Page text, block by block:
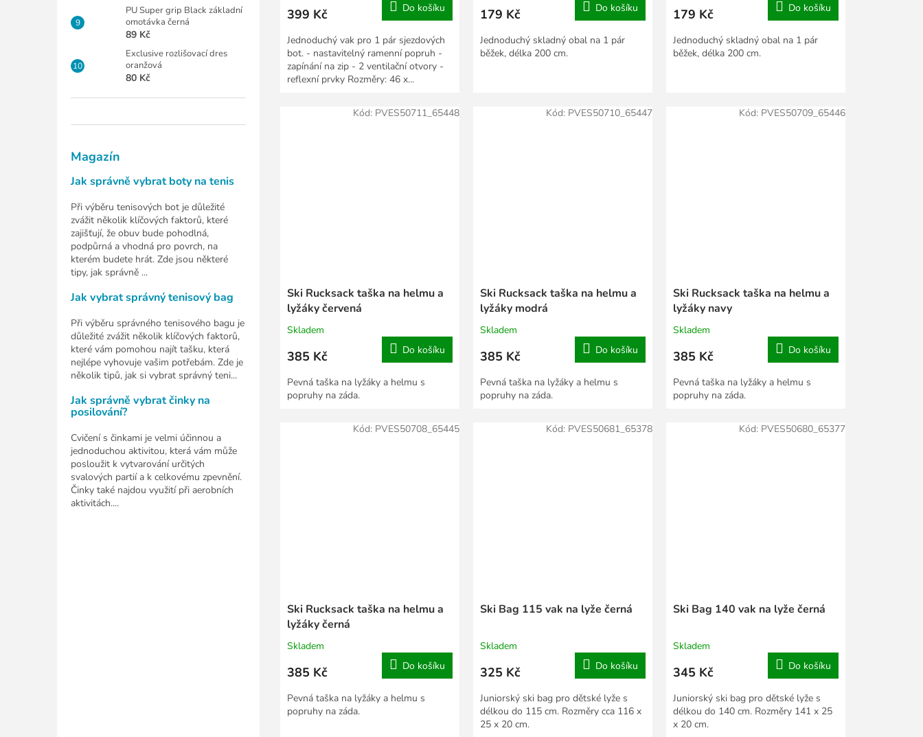
PU Super grip Black základní
omotávka černá
89 Kč
Exclusive rozlišovací dres
oranžová
80 Kč
Magazín
Jak správně vybrat boty na tenis
Při výběru tenisových bot je důležité
zvážit několik klíčových faktorů, které
zajišťují, že obuv bude pohodlná,
podpůrná a vhodná pro povrch, na
kterém budete hrát. Zde jsou některé
tipy, jak správně ...
Jak vybrat správný tenisový bag
Při výběru správného tenisového bagu je
důležité zvážit několik klíčových faktorů,
které vám pomohou najít tašku, která
nejlépe vyhovuje vašim potřebám. Zde je
několik tipů, jak si vybrat správný teni...
Jak správně vybrat činky na
posilování?
Cvičení s činkami je velmi účinnou a
jednoduchou aktivitou, která vám může
posloužit k vytvarování určitých
svalových partií a k celkovému zpevnění.
Činky také najdou využití při aerobních
aktivitách....
399 Kč Do košíku
Jednoduchý vak pro 1 pár sjezdových
bot. - nastavitelný ramenní popruh -
zapínání na zip - 2 ventilační otvory -
reflexní prvky Rozměry: 46 x...
179 Kč Do košíku
Jednoduchý skladný obal na 1 pár
běžek, délka 200 cm.
179 Kč Do košíku
Jednoduchý skladný obal na 1 pár
běžek, délka 200 cm.
Ski Rucksack taška na helmu a
lyžáky červená
Skladem
385 Kč Do košíku
Pevná taška na lyžáky a helmu s
popruhy na záda.
Kód: PVES50711_65448
Ski Rucksack taška na helmu a
lyžáky modrá
Skladem
385 Kč Do košíku
Pevná taška na lyžáky a helmu s
popruhy na záda.
Kód: PVES50710_65447
Ski Rucksack taška na helmu a
lyžáky navy
Skladem
385 Kč Do košíku
Pevná taška na lyžáky a helmu s
popruhy na záda.
Kód: PVES50709_65446
Ski Rucksack taška na helmu a
lyžáky černá
Skladem
385 Kč Do košíku
Pevná taška na lyžáky a helmu s
popruhy na záda.
Kód: PVES50708_65445
Ski Bag 115 vak na lyže černá
Skladem
325 Kč Do košíku
Juniorský ski bag pro dětské lyže s
délkou do 115 cm. Rozměry cca 116 x
25 x 20 cm.
Kód: PVES50681_65378
Ski Bag 140 vak na lyže černá
Skladem
345 Kč Do košíku
Juniorský ski bag pro dětské lyže s
délkou do 140 cm. Rozměry 141 x 25
x 20 cm.
Kód: PVES50680_65377